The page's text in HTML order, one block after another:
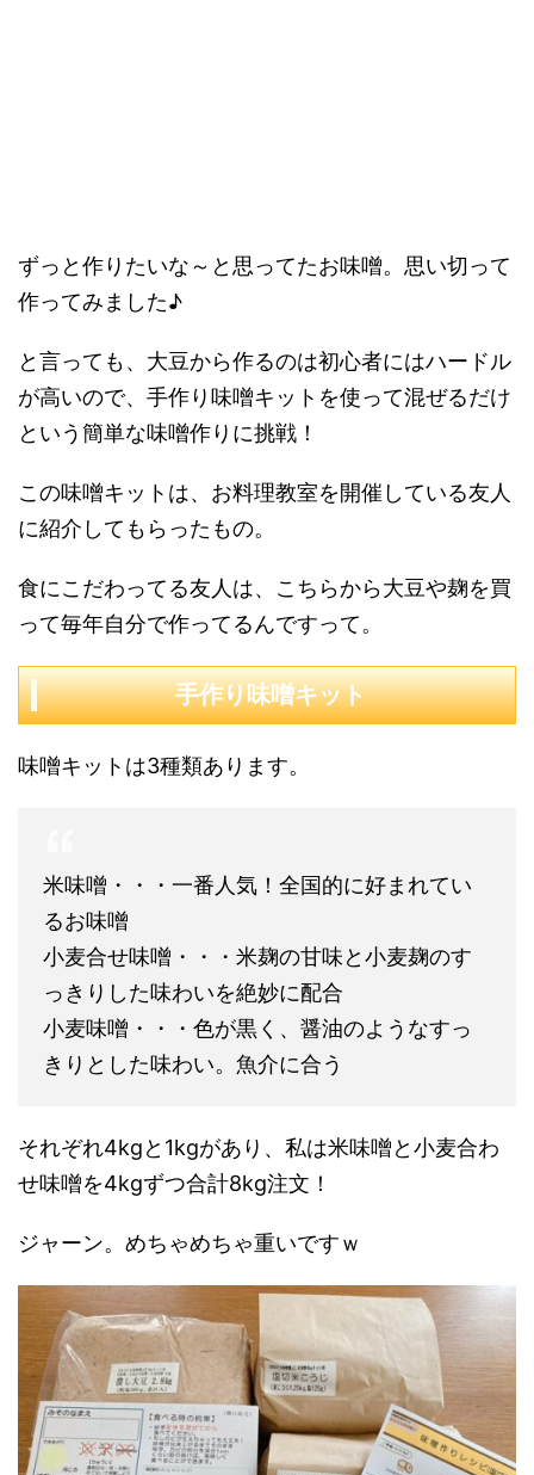
ずっと作りたいな～と思ってたお味噌。思い切って
作ってみました♪
と言っても、大豆から作るのは初心者にはハードル
が高いので、手作り味噌キットを使って混ぜるだけ
という簡単な味噌作りに挑戦！
この味噌キットは、お料理教室を開催している友人
に紹介してもらったもの。
食にこだわってる友人は、こちらから大豆や麹を買
って毎年自分で作ってるんですって。
手作り味噌キット
味噌キットは3種類あります。
米味噌・・・一番人気！全国的に好まれてい
るお味噌
小麦合せ味噌・・・米麹の甘味と小麦麹のす
っきりした味わいを絶妙に配合
小麦味噌・・・色が黒く、醤油のようなすっ
きりとした味わい。魚介に合う
それぞれ4kgと1kgがあり、私は米味噌と小麦合わ
せ味噌を4kgずつ合計8kg注文！
ジャーン。めちゃめちゃ重いですｗ